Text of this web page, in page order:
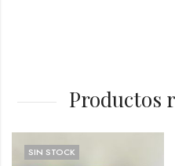
Productos
SIN STOCK